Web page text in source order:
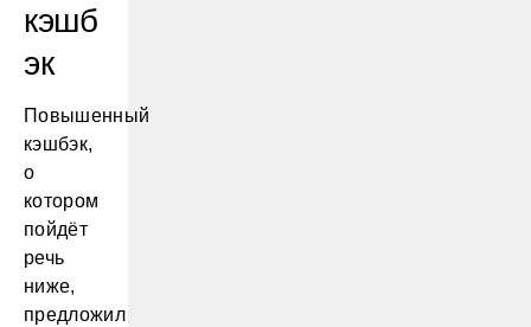
кэшб
эк
Повышенный
кэшбэк,
о
котором
пойдёт
речь
ниже,
предложил